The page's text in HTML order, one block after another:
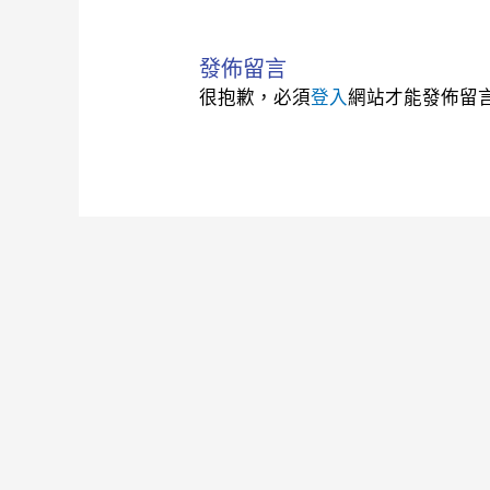
發佈留言
很抱歉，必須登入網站才能發佈留